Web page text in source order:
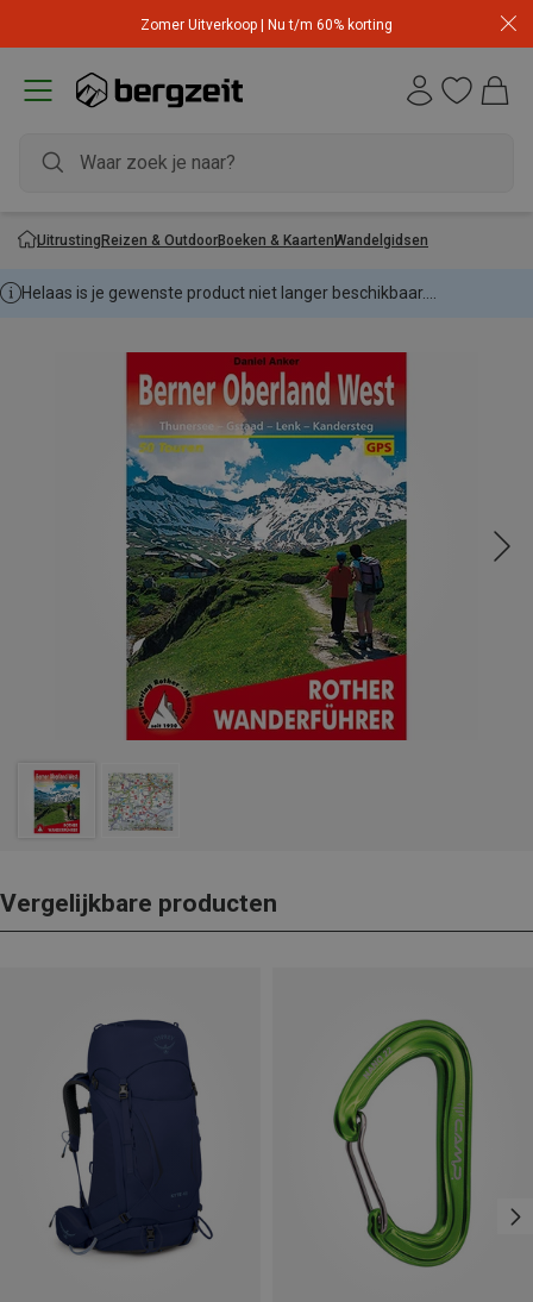
Zomer Uitverkoop | Nu t/m 60% korting
UitrustingReizen & OutdoorBoeken & KaartenWandelgidsen
Helaas is je gewenste product niet langer beschikbaar....
Vergelijkbare producten